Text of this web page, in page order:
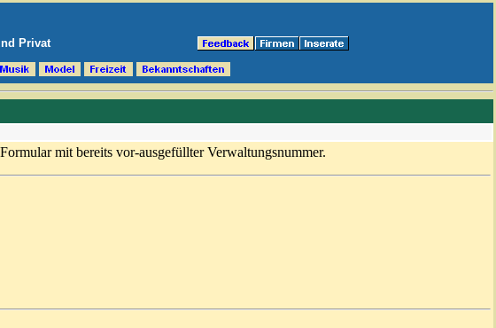
Privat
mit bereits vor-ausgefüllter Verwaltungsnummer.